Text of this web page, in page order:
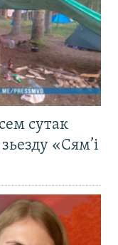
сутак
«Сям’і